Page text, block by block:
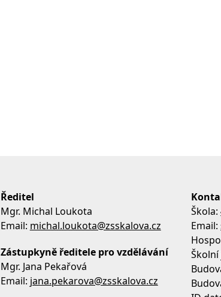
Ředitel
Mgr. Michal Loukota
Email: michal.loukota@zsskalova.cz
Zástupkyně ředitele pro vzdělávání
Mgr. Jana Pekařová
Email: jana.pekarova@zsskalova.cz
Škola:
Email: